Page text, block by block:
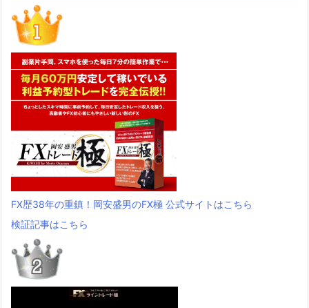
FX歴38年の重鎮！岡安盛男のFX極 公式サイトはこちら
検証記事はこちら